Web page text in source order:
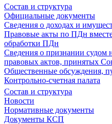
Состав и структура
Официальные документы
Сведения о доходах и
Правовые акты по ПДн
обработки ПДн
Сведения о признании
правовых актов, принятых
Общественные обсуждения,
Контрольно-счетная палата
Состав и структура
Новости
Нормативные документы
Документы КСП